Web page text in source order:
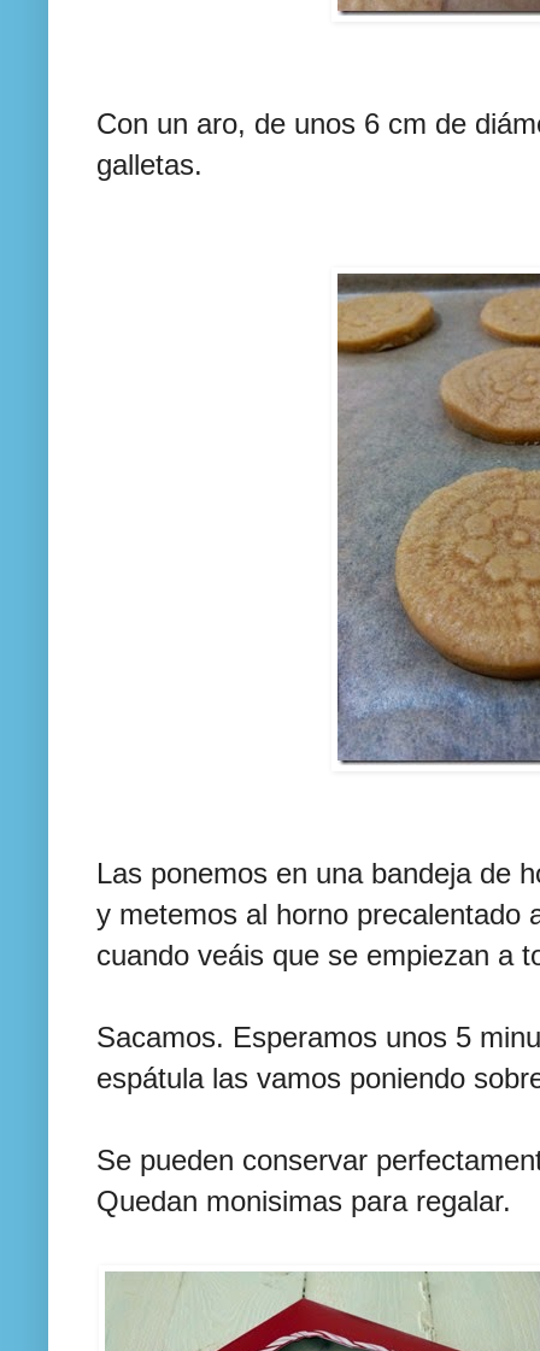
Con un aro, de unos 6 cm de
galletas.
Las ponemos en una bandeja de
y metemos al horno precalentado
cuando veáis que se empiezan a
Sacamos. Esperamos unos 5
espátula las vamos poniendo
Se pueden conservar
Quedan monisimas para regalar.